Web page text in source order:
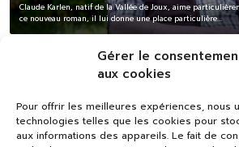
Gérer le
aux cookies
Pour offrir les meilleures expériences, nous
technologies telles que les cookies pour
aux informations des appareils. Le fait de
Claude Karlen, natif de la Vallée de Joux, aime
ce nouveau roman, il lui donne une place particulière...